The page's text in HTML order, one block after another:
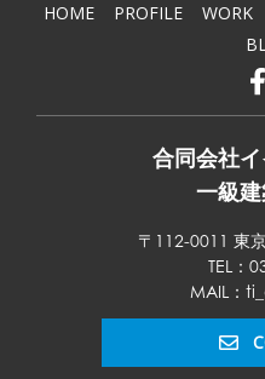
HOME PROFILE WORK
合同会社
一級
〒112-0011 東
TEL：
MAIL：